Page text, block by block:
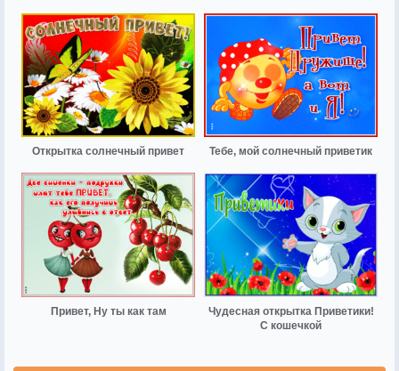
Открытка солнечный привет Тебе, мой солнечный приветик
Привет, Ну ты как там
Чудесная открытка Приветики!
С кошечкой